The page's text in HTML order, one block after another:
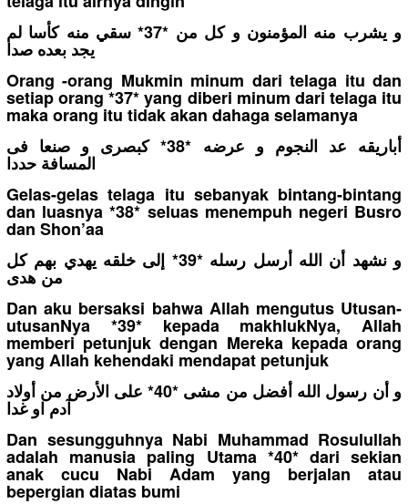
و يشرب منه المؤمنون و كل من *37* سقي منه كأسا لم
يجد بعده صدا
Orang -orang Mukmin minum dari telaga itu dan
setiap orang *37* yang diberi minum dari telaga itu
maka orang itu tidak akan dahaga selamanya
أباريقه عد النجوم و عرضه *38* كبصرى و صنعا فى
المسافة حددا
Gelas-gelas telaga itu sebanyak bintang-bintang
dan luasnya *38* seluas menempuh negeri Busro
dan Shon’aa
و نشهد أن الله أرسل رسله *39* إلى خلقه يهدي بهم كل
من هدى
Dan aku bersaksi bahwa Allah mengutus Utusan-
utusanNya *39* kepada makhlukNya, Allah
memberi petunjuk dengan Mereka kepada orang
yang Allah kehendaki mendapat petunjuk
و أن رسول الله أفضل من مشى *40* على الأرض من أولاد
آدم او غدا
Dan sesungguhnya Nabi Muhammad Rosulullah
adalah manusia paling Utama *40* dari sekian
anak cucu Nabi Adam yang berjalan atau
bepergian diatas bumi